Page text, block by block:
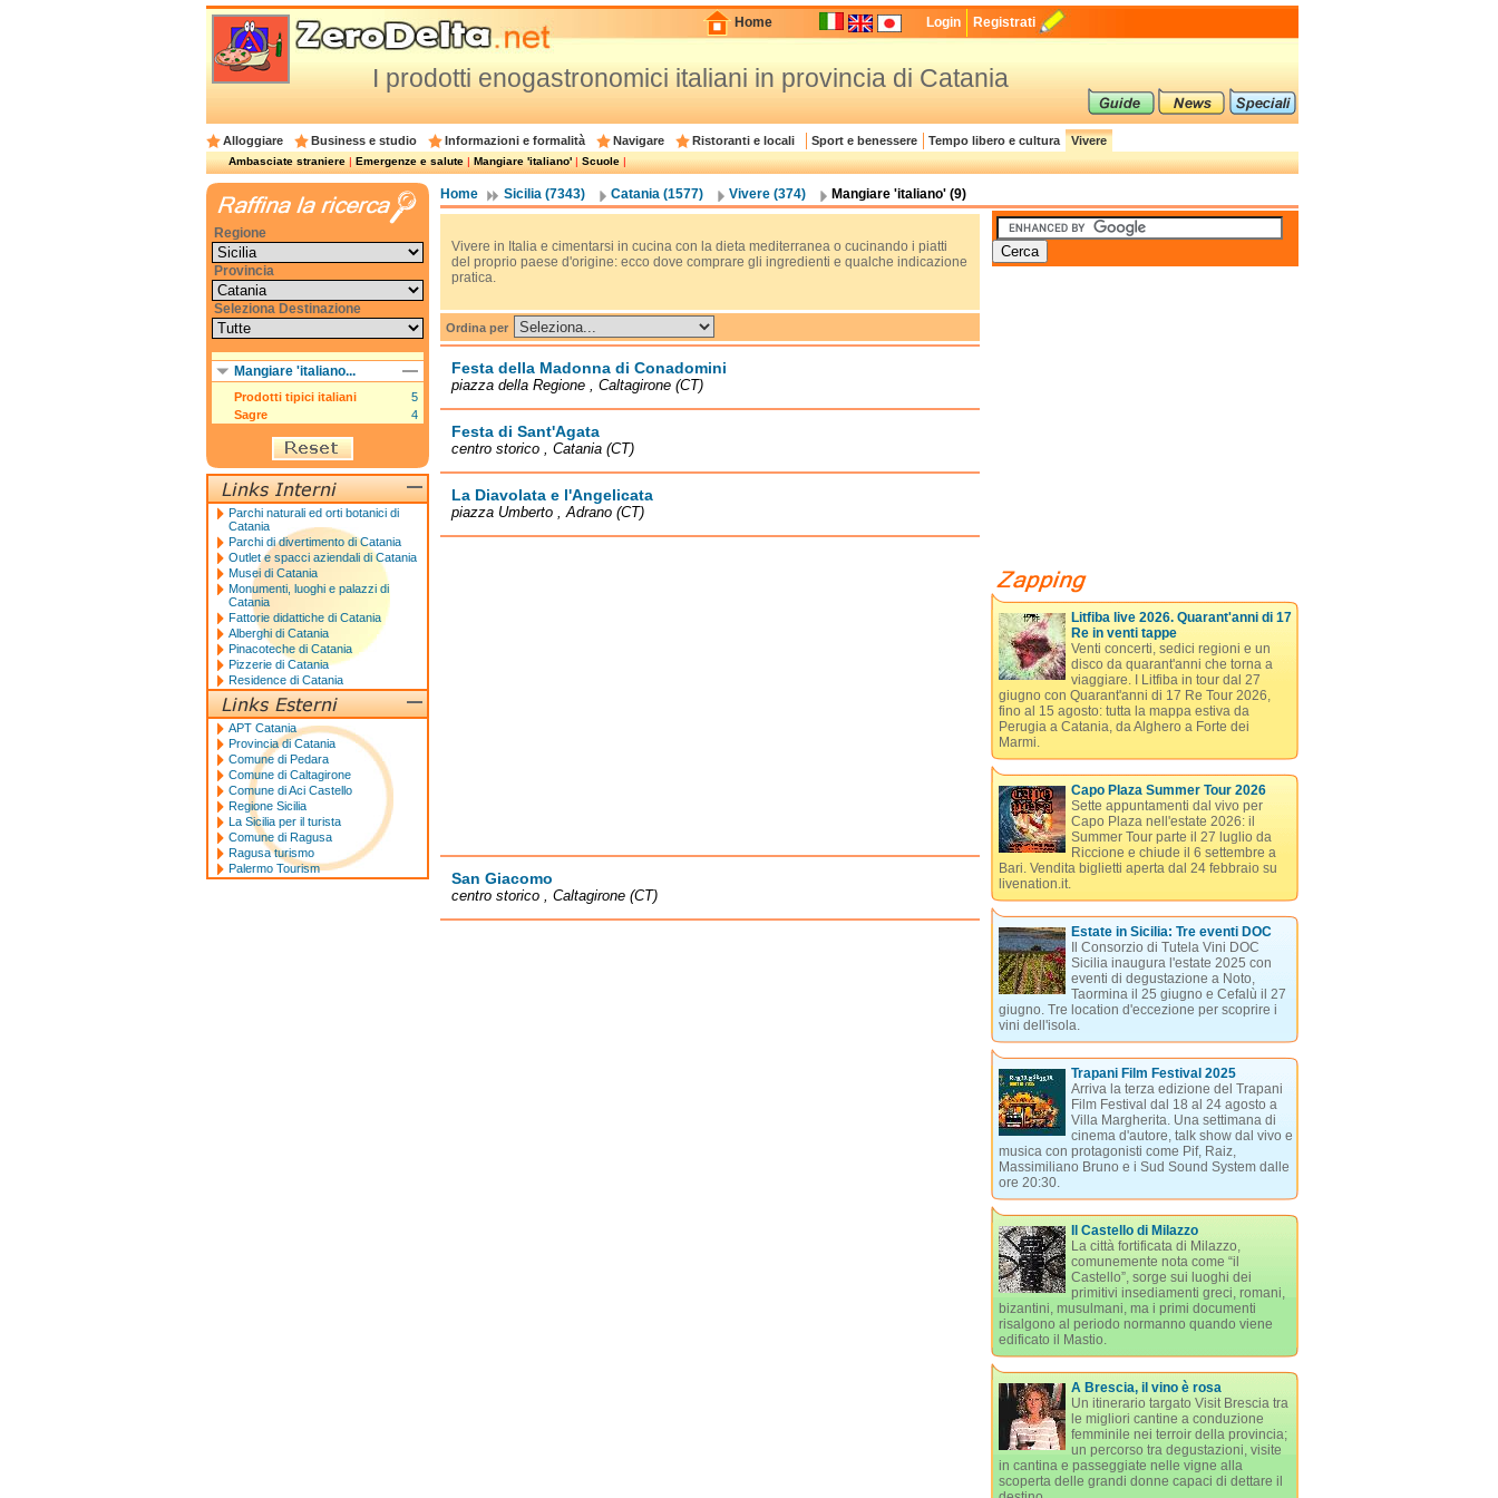
Home Login Registrati
I prodotti enogastronomici italiani in provincia di Catania
Alloggiare Business e studio Informazioni e formalità Navigare Ristoranti e locali Sport e benessere Tempo libero e cultura Vivere
Ambasciate straniere|Emergenze e salute|Mangiare 'italiano'|Scuole|
Home Sicilia (7343) Catania (1577) Vivere (374) Mangiare 'italiano' (9)
Vivere in Italia e cimentarsi in cucina con la dieta mediterranea o cucinando i piatti
del proprio paese d'origine: ecco dove comprare gli ingredienti e qualche indicazione
pratica.
Ordina per
Festa della Madonna di Conadomini
piazza della Regione , Caltagirone (CT)
Festa di Sant'Agata
centro storico , Catania (CT)
La Diavolata e l'Angelicata
piazza Umberto , Adrano (CT)
San Giacomo
centro storico , Caltagirone (CT)
Litfiba live 2026. Quarant'anni di 17
Re in venti tappe
Venti concerti, sedici regioni e un
disco da quarant'anni che torna a
viaggiare. I Litfiba in tour dal 27
giugno con Quarant'anni di 17 Re Tour 2026,
fino al 15 agosto: tutta la mappa estiva da
Perugia a Catania, da Alghero a Forte dei
Marmi.
Capo Plaza Summer Tour 2026
Sette appuntamenti dal vivo per
Capo Plaza nell'estate 2026: il
Summer Tour parte il 27 luglio da
Riccione e chiude il 6 settembre a
Bari. Vendita biglietti aperta dal 24 febbraio su
livenation.it.
Estate in Sicilia: Tre eventi DOC
Il Consorzio di Tutela Vini DOC
Sicilia inaugura l'estate 2025 con
eventi di degustazione a Noto,
Taormina il 25 giugno e Cefalù il 27
giugno. Tre location d'eccezione per scoprire i
vini dell'isola.
Trapani Film Festival 2025
Arriva la terza edizione del Trapani
Film Festival dal 18 al 24 agosto a
Villa Margherita. Una settimana di
cinema d'autore, talk show dal vivo e
musica con protagonisti come Pif, Raiz,
Massimiliano Bruno e i Sud Sound System dalle
ore 20:30.
Il Castello di Milazzo
La città fortificata di Milazzo,
comunemente nota come “il
Castello”, sorge sui luoghi dei
primitivi insediamenti greci, romani,
bizantini, musulmani, ma i primi documenti
risalgono al periodo normanno quando viene
edificato il Mastio.
A Brescia, il vino è rosa
Un itinerario targato Visit Brescia tra
le migliori cantine a conduzione
femminile nei terroir della provincia;
un percorso tra degustazioni, visite
in cantina e passeggiate nelle vigne alla
scoperta delle grandi donne capaci di dettare il
Regione
Provincia
Seleziona Destinazione
Mangiare 'italiano...
Prodotti tipici italiani
5
Sagre
4
Parchi naturali ed orti botanici di
Catania
Parchi di divertimento di Catania
Outlet e spacci aziendali di Catania
Musei di Catania
Monumenti, luoghi e palazzi di
Catania
Fattorie didattiche di Catania
Alberghi di Catania
Pinacoteche di Catania
Pizzerie di Catania
Residence di Catania
APT Catania
Provincia di Catania
Comune di Pedara
Comune di Caltagirone
Comune di Aci Castello
Regione Sicilia
La Sicilia per il turista
Comune di Ragusa
Ragusa turismo
Palermo Tourism